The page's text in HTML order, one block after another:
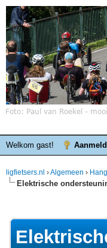
Welkom gast!
ligfietsers.nl ›Algemeen ›
Elektrische